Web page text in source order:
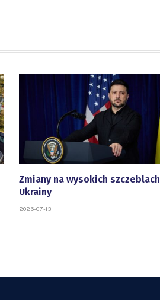
Zmiany na wysokich szczeblach
Ukrainy
2026-07-13